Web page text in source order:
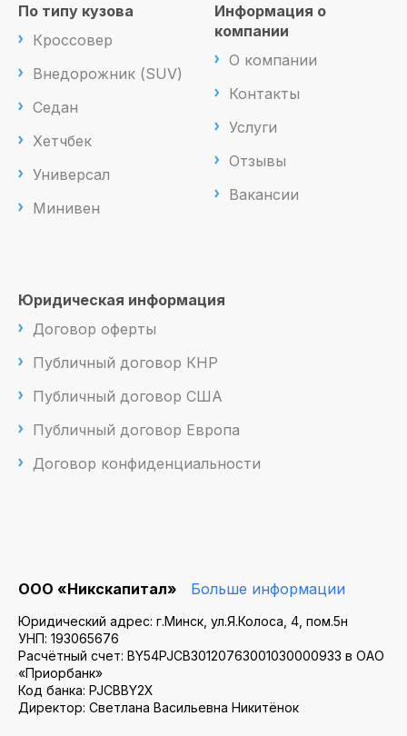
По типу кузова
Кроссовер
Внедорожник (SUV)
Седан
Хетчбек
Универсал
Минивен
Информация о
компании
О компании
Контакты
Услуги
Отзывы
Вакансии
Юридическая информация
Договор оферты
Публичный договор КНР
Публичный договор США
Публичный договор Европа
Договор конфиденциальности
ООО «Никскапитал» Больше информации
Юридический адрес: г.Минск, ул.Я.Колоса, 4, пом.5н
УНП: 193065676
Расчётный счет: BY54PJCB30120763001030000933 в ОАО
«Приорбанк»
Код банка: PJCBBY2X
Директор: Светлана Васильевна Никитёнок